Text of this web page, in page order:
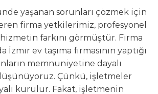
yaşanan sorunları çözmek için
firma yetkilerimiz, profesyonel
farkını görmüştür. Firma
İzmir ev taşıma firmasının yaptığı
memnuniyetine dayalı
düşünüyoruz. Çünkü, işletmeler
kurulur. Fakat, işletmenin